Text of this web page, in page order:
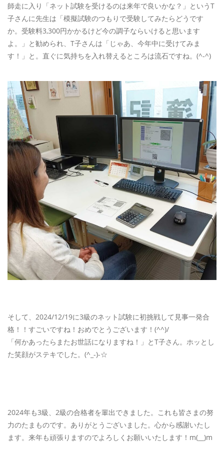
師走に入り「ネット試験を受けるのは来年で良いかな？」というT
子さんに先生は「模擬試験のつもりで受験してみたらどうです
か。受験料3,300円かかるけど今の調子ならいけると思います
よ。」と勧められ、T子さんは「じゃあ、今年中に受けてみま
す！」と。直ぐに気持ちを入れ替えるところは流石ですね。(^-^)
そして、2024/12/19に3級のネット試験に初挑戦して見事一発合
格！！すごいですね！おめでとうございます！(^^)/
「何かあったらまたお世話になりますね！」とT子さん。ホッとし
た笑顔がステキでした。(^_-)-☆
2024年も3級、2級の合格者を輩出できました。これも皆さまの努
力のたまものです。ありがとうございました。心から感謝いたし
ます。来年も頑張りますのでよろしくお願いいたします！m(__)m